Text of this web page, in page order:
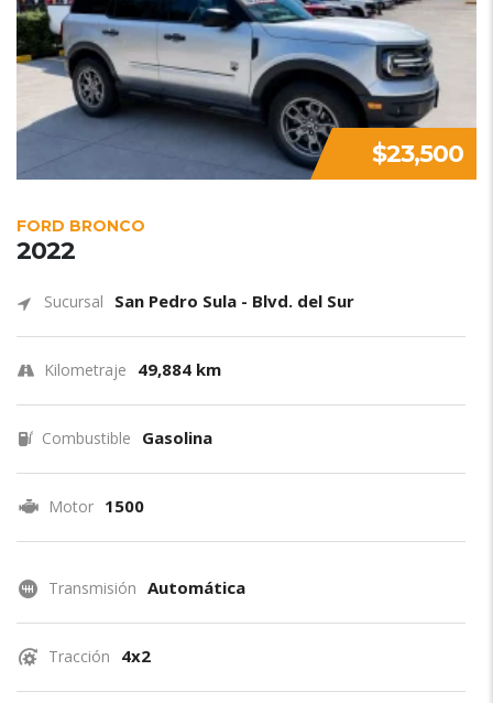
$23,500
FORD BRONCO
2022
Sucursal San Pedro Sula - Blvd. del Sur
Kilometraje 49,884 km
Combustible Gasolina
Motor 1500
Transmisión Automática
Tracción 4x2